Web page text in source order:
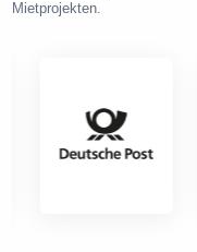
Mietprojekten.